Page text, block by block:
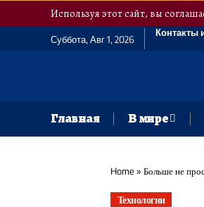
Используя этот сайт, вы
Суббота, Авг 1, 2026
Контакты
Главная В мире
Home» Больше не
Технологии